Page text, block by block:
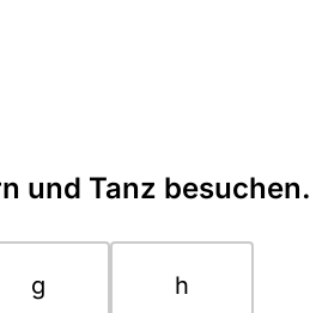
und Tanz besuchen.
g h